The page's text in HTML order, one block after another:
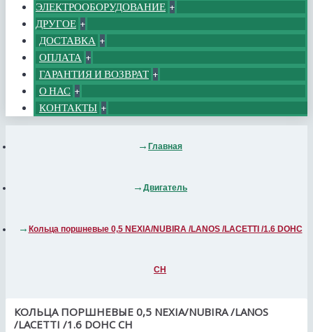
ЭЛЕКТРООБОРУДОВАНИЕ +
ДРУГОЕ +
ДОСТАВКА +
ОПЛАТА +
ГАРАНТИЯ И ВОЗВРАТ +
О НАС +
КОНТАКТЫ +
Главная
Двигатель
Кольца поршневые 0,5 NEXIA/NUBIRA /LANOS /LACETTI /1.6 DOHC
СН
КОЛЬЦА ПОРШНЕВЫЕ 0,5 NEXIA/NUBIRA /LANOS
/LACETTI /1.6 DOHC СН